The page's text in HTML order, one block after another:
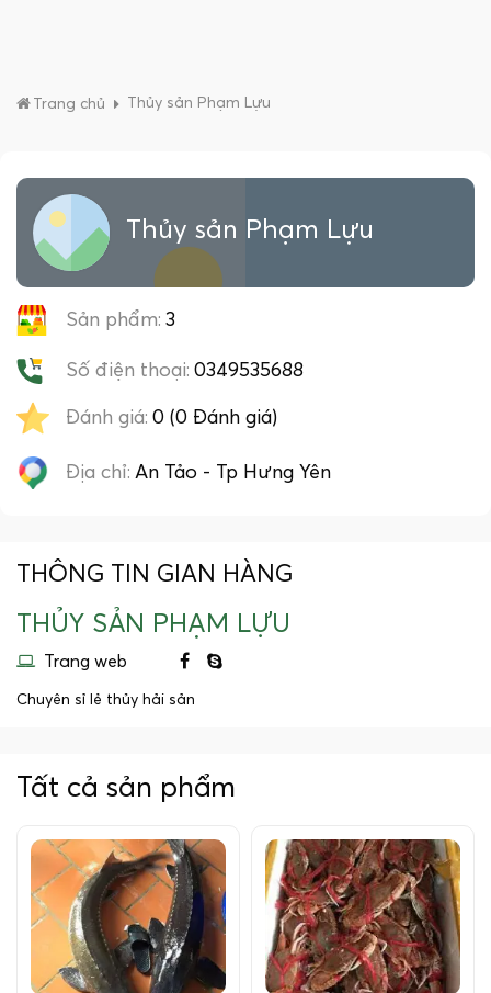
Trang chủ Thủy sản Phạm Lựu
Thủy sản Phạm Lựu
Sản phẩm: 3
Số điện thoại: 0349535688
Đánh giá: 0 (0 Đánh giá)
Địa chỉ: An Tảo - Tp Hưng Yên
THÔNG TIN GIAN HÀNG
THỦY SẢN PHẠM LỰU
Trang web
Chuyên sỉ lẻ thủy hải sản
Tất cả sản phẩm